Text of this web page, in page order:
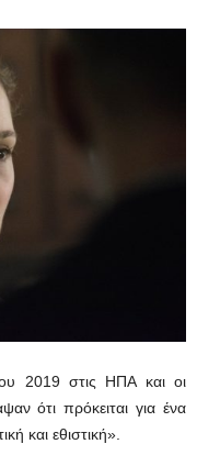
2019 στις ΗΠΑ και οι
ότι πρόκειται για ένα
και εθιστική».